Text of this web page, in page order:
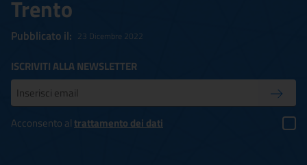
Trento
Pubblicato il: 23 Dicembre 2022
ISCRIVITI ALLA NEWSLETTER
Inserisci la tua mail
Acconsento altrattamento dei dati